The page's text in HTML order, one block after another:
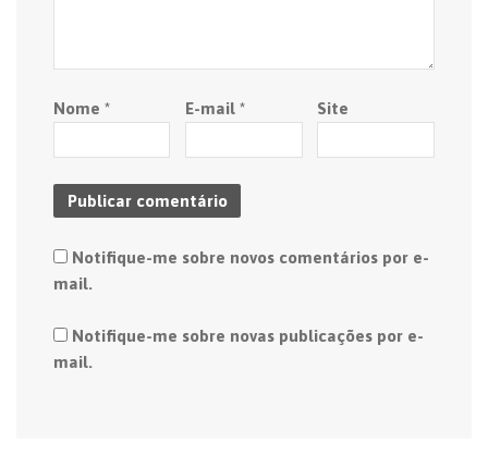
Nome * E-mail * Site
Notifique-me sobre novos comentários por e-
mail.
Notifique-me sobre novas publicações por e-
mail.